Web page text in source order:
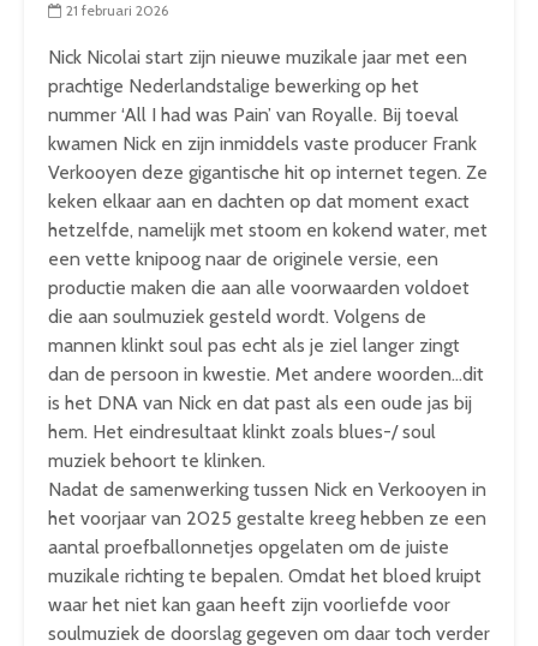
21 februari 2026
Nick Nicolai start zijn nieuwe muzikale jaar met een
prachtige Nederlandstalige bewerking op het
nummer ‘All I had was Pain’ van Royalle. Bij toeval
kwamen Nick en zijn inmiddels vaste producer Frank
Verkooyen deze gigantische hit op internet tegen. Ze
keken elkaar aan en dachten op dat moment exact
hetzelfde, namelijk met stoom en kokend water, met
een vette knipoog naar de originele versie, een
productie maken die aan alle voorwaarden voldoet
die aan soulmuziek gesteld wordt. Volgens de
mannen klinkt soul pas echt als je ziel langer zingt
dan de persoon in kwestie. Met andere woorden…dit
is het DNA van Nick en dat past als een oude jas bij
hem. Het eindresultaat klinkt zoals blues-/ soul
muziek behoort te klinken.
Nadat de samenwerking tussen Nick en Verkooyen in
het voorjaar van 2025 gestalte kreeg hebben ze een
aantal proefballonnetjes opgelaten om de juiste
muzikale richting te bepalen. Omdat het bloed kruipt
waar het niet kan gaan heeft zijn voorliefde voor
soulmuziek de doorslag gegeven om daar toch verder